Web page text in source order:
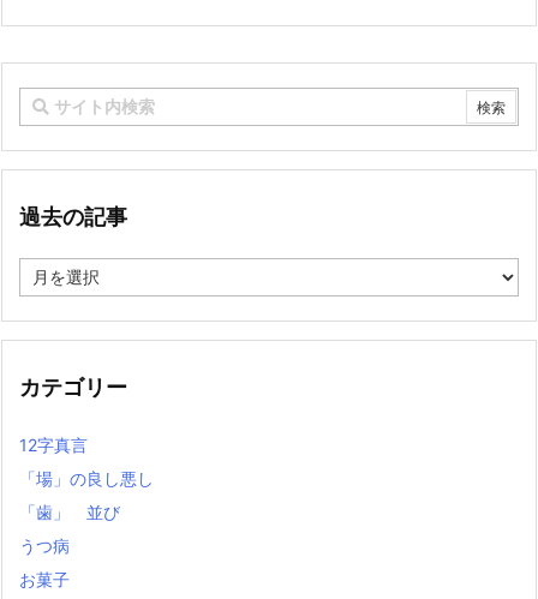
過去の記事
去
記
カテゴリー
12字真言
「場」の良し悪し
「歯」 並び
うつ病
お菓子